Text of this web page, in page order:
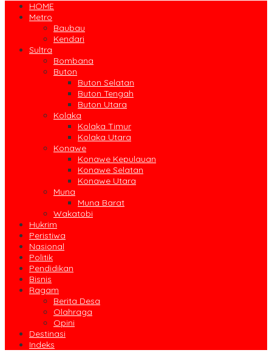
HOME
Metro
Baubau
Kendari
Sultra
Bombana
Buton
Buton Selatan
Buton Tengah
Buton Utara
Kolaka
Kolaka Timur
Kolaka Utara
Konawe
Konawe Kepulauan
Konawe Selatan
Konawe Utara
Muna
Muna Barat
Wakatobi
Hukrim
Peristiwa
Nasional
Politik
Pendidikan
Bisnis
Ragam
Berita Desa
Olahraga
Opini
Destinasi
Indeks